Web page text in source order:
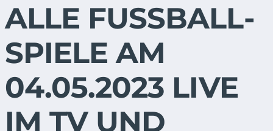
ALLE FUSSBALL-S
PIELE AM 0
4.05.2023 LIVE I
M TV UND S